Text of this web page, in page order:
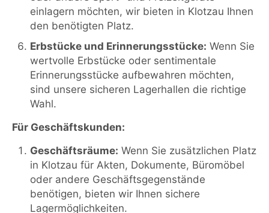
einlagern möchten, wir bieten in Klotzau Ihnen
den benötigten Platz.
Erbstücke und Erinnerungsstücke: Wenn Sie
wertvolle Erbstücke oder sentimentale
Erinnerungsstücke aufbewahren möchten,
sind unsere sicheren Lagerhallen die richtige
Wahl.
Für Geschäftskunden:
Geschäftsräume: Wenn Sie zusätzlichen Platz
in Klotzau für Akten, Dokumente, Büromöbel
oder andere Geschäftsgegenstände
benötigen, bieten wir Ihnen sichere
Lagermöglichkeiten.